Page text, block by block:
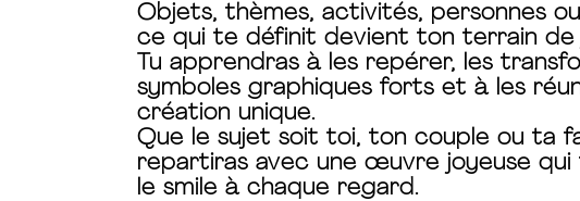
Objets, thèmes, activités, personnes
ce qui te définit devient ton terrain de
Tu apprendras à les repérer, les
symboles graphiques forts et à les
création unique.
Que le sujet soit toi, ton couple ou ta
repartiras avec une œuvre joyeuse
le smile à chaque regard.